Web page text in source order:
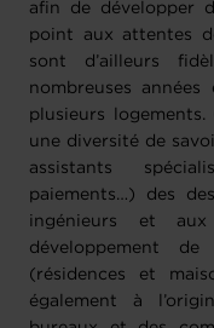
afin de développer
point aux attentes
sont d’ailleurs
nombreuses
plusieurs logements.
une diversité de
assistants
paiements…) des
ingénieurs et
développement
(résidences et
également à